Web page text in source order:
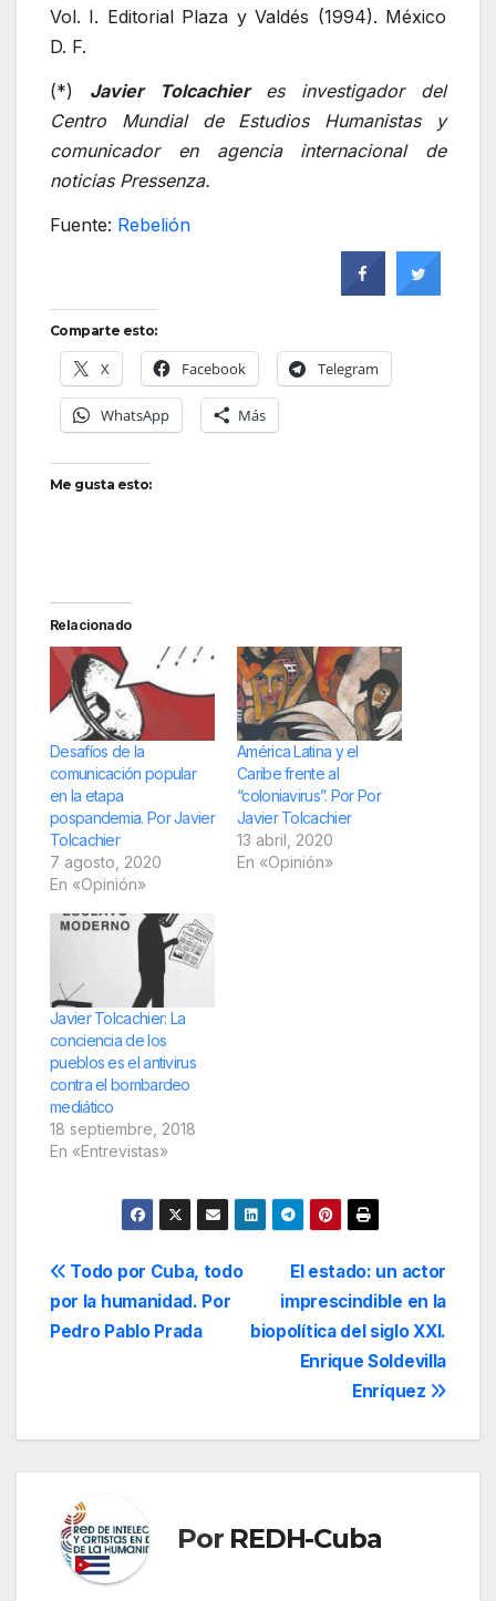
Vol. I. Editorial Plaza y Valdés (1994). México
D. F.
(*) Javier Tolcachieres investigador del
Centro Mundial de Estudios Humanistas y
comunicador en agencia internacional de
noticias Pressenza.
Fuente: Rebelión
Comparte esto:
X Facebook Telegram
WhatsApp Más
Me gusta esto:
Relacionado
Desafíos de la
comunicación popular
en la etapa
pospandemia. Por Javier
Tolcachier
7 agosto, 2020
En «Opinión»
América Latina y el
Caribe frente al
“coloniavirus”. Por Por
Javier Tolcachier
13 abril, 2020
En «Opinión»
Javier Tolcachier: La
conciencia de los
pueblos es el antivirus
contra el bombardeo
mediático
18 septiembre, 2018
En «Entrevistas»
Navegación
de
El estado: un actor
imprescindible en la
biopolítica del siglo XXI.
Enrique Soldevilla
Enríquez
Todo por Cuba, todo
por la humanidad. Por
Pedro Pablo Prada
Por REDH-Cuba